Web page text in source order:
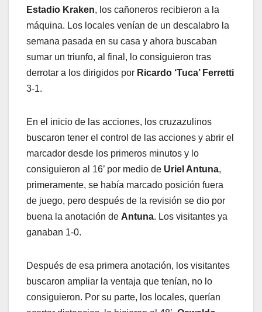
Estadio Kraken, los cañoneros recibieron a la
máquina. Los locales venían de un descalabro la
semana pasada en su casa y ahora buscaban
sumar un triunfo, al final, lo consiguieron tras
derrotar a los dirigidos por Ricardo ‘Tuca’ Ferretti
3-1.
En el inicio de las acciones, los cruzazulinos
buscaron tener el control de las acciones y abrir el
marcador desde los primeros minutos y lo
consiguieron al 16’ por medio de Uriel Antuna,
primeramente, se había marcado posición fuera
de juego, pero después de la revisión se dio por
buena la anotación de Antuna. Los visitantes ya
ganaban 1-0.
Después de esa primera anotación, los visitantes
buscaron ampliar la ventaja que tenían, no lo
consiguieron. Por su parte, los locales, querían